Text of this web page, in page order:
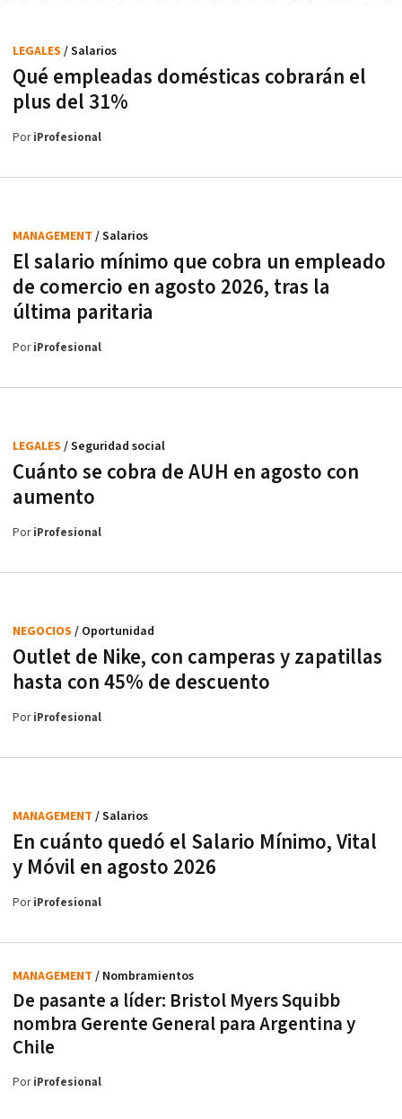
Qué empleadas domésticas cobrarán el
plus del 31%
LEGALES / Salarios
PoriProfesional
El salario mínimo que cobra un empleado
de comercio en agosto 2026, tras la
última paritaria
MANAGEMENT / Salarios
PoriProfesional
Cuánto se cobra de AUH en agosto con
aumento
LEGALES / Seguridad social
PoriProfesional
Outlet de Nike, con camperas y zapatillas
hasta con 45% de descuento
NEGOCIOS / Oportunidad
PoriProfesional
En cuánto quedó el Salario Mínimo, Vital
y Móvil en agosto 2026
MANAGEMENT / Salarios
PoriProfesional
De pasante a líder: Bristol Myers Squibb
nombra Gerente General para Argentina y
Chile
MANAGEMENT / Nombramientos
PoriProfesional